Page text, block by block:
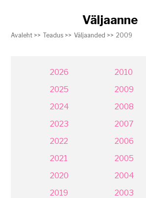
Väljaanne
Avaleht >> Teadus >> Väljaanded >> 2009
2026
2025
2024
2023
2022
2021
2020
2019
2010
2009
2008
2007
2006
2005
2004
2003